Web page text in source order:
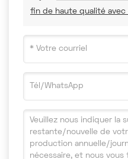
fin de haute qualité avec